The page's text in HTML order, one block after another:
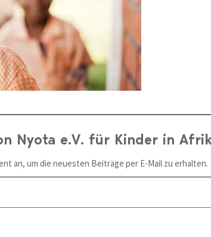
Nyota e.V. für Kinder in
an, um die neuesten Beiträge per E-Mail zu erhalten.